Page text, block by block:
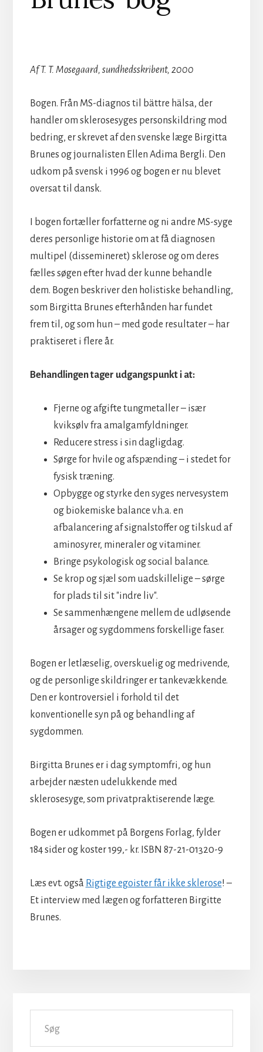
Af T. T. Mosegaard, sundhedsskribent, 2000
Bogen. Från MS-diagnos til bättre hälsa, der
handler om sklerosesyges personskildring mod
bedring, er skrevet af den svenske læge Birgitta
Brunes og journalisten Ellen Adima Bergli. Den
udkom på svensk i 1996 og bogen er nu blevet
oversat til dansk.
I bogen fortæller forfatterne og ni andre MS-syge
deres personlige historie om at få diagnosen
multipel (dissemineret) sklerose og om deres
fælles søgen efter hvad der kunne behandle
dem. Bogen beskriver den holistiske behandling,
som Birgitta Brunes efterhånden har fundet
frem til, og som hun – med gode resultater – har
praktiseret i flere år.
Behandlingen tager udgangspunkt i at:
Fjerne og afgifte tungmetaller – især
kviksølv fra amalgamfyldninger.
Reducere stress i sin dagligdag.
Sørge for hvile og afspænding – i stedet for
fysisk træning.
Opbygge og styrke den syges nervesystem
og biokemiske balance v.h.a. en
afbalancering af signalstoffer og tilskud af
aminosyrer, mineraler og vitaminer.
Bringe psykologisk og social balance.
Se krop og sjæl som uadskillelige – sørge
for plads til sit "indre liv".
Se sammenhængene mellem de udløsende
årsager og sygdommens forskellige faser.
Bogen er letlæselig, overskuelig og medrivende,
og de personlige skildringer er tankevækkende.
Den er kontroversiel i forhold til det
konventionelle syn på og behandling af
sygdommen.
Birgitta Brunes er i dag symptomfri, og hun
arbejder næsten udelukkende med
sklerosesyge, som privatpraktiserende læge.
Bogen er udkommet på Borgens Forlag, fylder
184 sider og koster 199,- kr. ISBN 87-21-01320-9
Læs evt. også Rigtige egoister får ikke sklerose! –
Et interview med lægen og forfatteren Birgitte
Brunes.
Primær
Sidebar